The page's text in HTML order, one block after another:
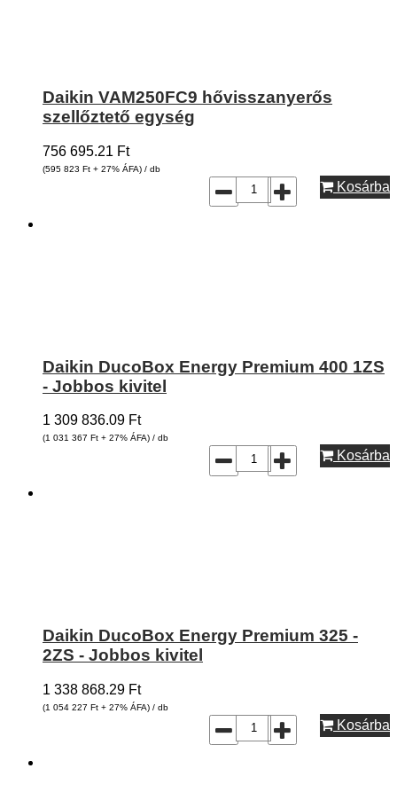
Daikin VAM250FC9 hővisszanyerős
szellőztető egység
756 695.21 Ft
(595 823 Ft + 27% ÁFA) / db
Kosárba
Daikin DucoBox Energy Premium 400 1ZS
- Jobbos kivitel
1 309 836.09 Ft
(1 031 367 Ft + 27% ÁFA) / db
Kosárba
Daikin DucoBox Energy Premium 325 -
2ZS - Jobbos kivitel
1 338 868.29 Ft
(1 054 227 Ft + 27% ÁFA) / db
Kosárba